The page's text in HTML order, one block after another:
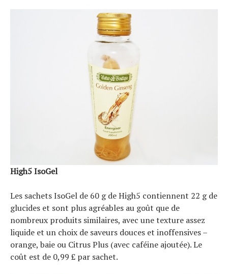
High5 IsoGel
Les sachets IsoGel de 60 g de High5 contiennent 22 g de
glucides et sont plus agréables au goût que de
nombreux produits similaires, avec une texture assez
liquide et un choix de saveurs douces et inoffensives –
orange, baie ou Citrus Plus (avec caféine ajoutée). Le
coût est de 0,99 £ par sachet.